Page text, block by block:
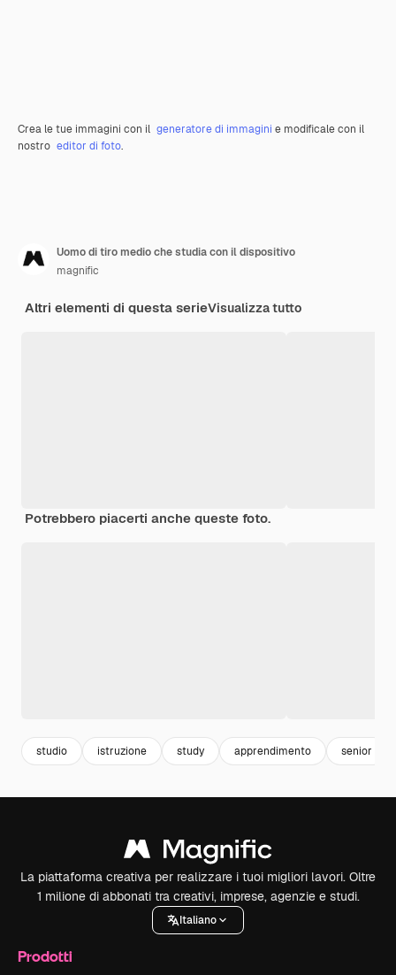
Crea le tue immagini con il generatore di immagini e modificale con il
nostro editor di foto.
Uomo di tiro medio che studia con il dispositivo
magnific
Altri elementi di questa serieVisualizza tutto
Potrebbero piacerti anche queste foto.
studio istruzione study apprendimento senior
La piattaforma creativa per realizzare i tuoi migliori lavori. Oltre
1 milione di abbonati tra creativi, imprese, agenzie e studi.
Italiano
Prodotti